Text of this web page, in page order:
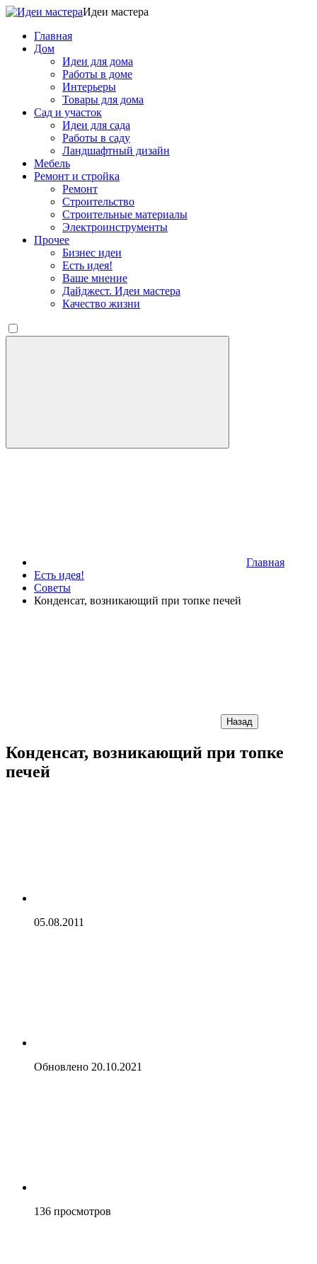
Идеи мастера
Главная
Дом
Идеи для дома
Работы в доме
Интерьеры
Товары для дома
Сад и участок
Идеи для сада
Работы в саду
Ландшафтный дизайн
Мебель
Ремонт и стройка
Ремонт
Строительство
Строительные материалы
Электроинструменты
Прочее
Бизнес идеи
Есть идея!
Ваше мнение
Дайджест. Идеи мастера
Качество жизни
Главная
Есть идея!
Советы
Конденсат, возникающий при топке печей
Назад
Конденсат, возникающий при топке
печей
05.08.2011
Обновлено 20.10.2021
136 просмотров